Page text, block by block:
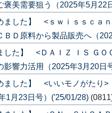
褒美需要狙う（2025年5月22
ました】 <ｓｗｉｓｓｃａ
ＢＤ原料から製品販売へ（
した】 <ＤＡＩＺ ＩＳ Ｇ
影響力活用（2025年3月20日
ました】 <いいモノがたり
1月23日号）('25/01/28)